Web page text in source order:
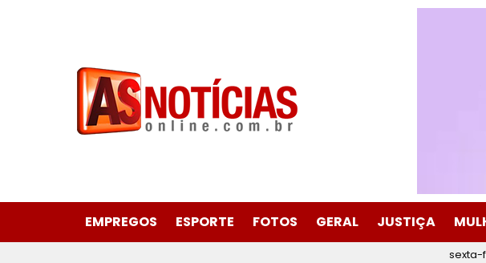
EMPREGOS ESPORTE FOTOS GERAL JUSTIÇA
sexta-